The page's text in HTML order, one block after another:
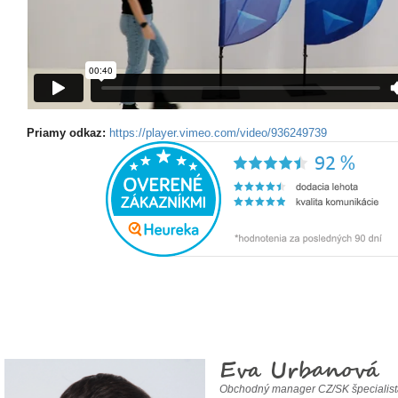
Priamy odkaz: https://player.vimeo.com/video/936249739
Eva Urbanová
Obchodný manager CZ/SK